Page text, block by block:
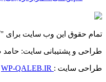
تمام حقوق این وب سایت برای
طراحی و پشتیبانی سایت: حامد صدیقی
طراحی سایت :